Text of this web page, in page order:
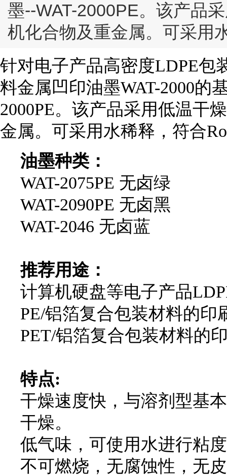
墨--WAT-2000PE。该产品
机化合物及重金属。可采用
针对电子产品高密度LDPE包
料金属凹印油墨WAT-2000的
2000PE。该产品采用低温干
金属。可采用水稀释，符合
油墨种类：
WAT-2075PE 无卤绿
WAT-2090PE 无卤黑
WAT-2046 无卤蓝
推荐用途：
计算机硬盘等电子产品
PE/铝箔复合包装材料的印
PET/铝箔复合包装材料的
特点:
干燥速度快，与溶剂型基
干燥。
低气味，可使用水进行粘
不可燃烧，无腐蚀性，无